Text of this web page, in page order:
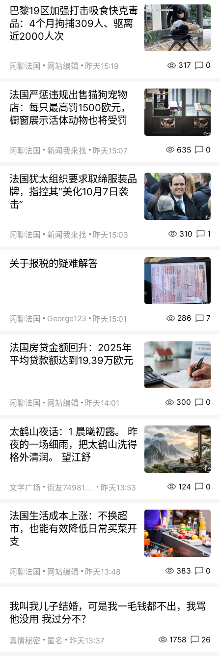
巴黎19区加强打击吸食快克毒
品：4个月拘捕309人、驱离
近2000人次
闲聊法国 网站编辑 昨天15:19 317 0
法国严惩违规出售猫狗宠物
店：每只最高罚1500欧元，
橱窗展示活体动物也将受罚
闲聊法国 新闻我来找 昨天15:07 635 0
法国犹太组织要求取缔服装品
牌，指控其“美化10月7日袭
击”
闲聊法国 新闻我来找 昨天15:03 310 1
关于报税的疑难解答
闲聊法国 George123 昨天15:01 286 7
法国房贷金额回升：2025年
平均贷款额达到19.39万欧元
闲聊法国 网站编辑 昨天14:01 300 0
太鹤山夜话：1 晨曦初露。 昨
夜的一场细雨，把太鹤山洗得
格外清润。 望江舒
文学广场 街友74981146 昨天13:53 124 0
法国生活成本上涨：不换超
市，也能有效降低日常买菜开
支
闲聊法国 网站编辑 昨天13:48 383 0
我叫我儿子结婚，可是我一毛钱都不出，我骂
他没用 我过分不？
真情秘密 匿名 昨天13:37 1758 26